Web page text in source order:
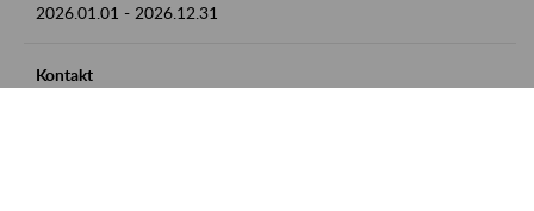
2026.01.01 - 2026.12.31
Kontakt